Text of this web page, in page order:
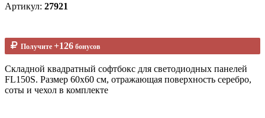
Артикул: 27921
Получите +126 бонусов
Складной квадратный софтбокс для светодиодных панелей
FL150S. Размер 60х60 см, отражающая поверхность серебро,
соты и чехол в комплекте